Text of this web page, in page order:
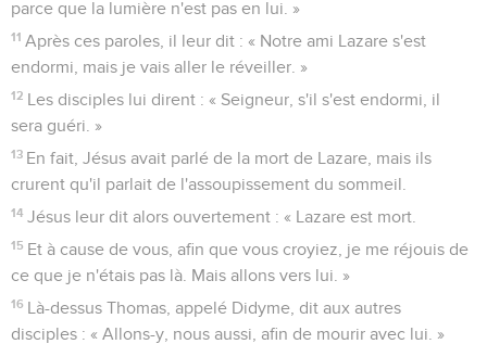
parce que la lumière n'est pas en lui. »
11 Après ces paroles, il leur dit : « Notre ami Lazare s'est
endormi, mais je vais aller le réveiller. »
12 Les disciples lui dirent : « Seigneur, s'il s'est endormi, il
sera guéri. »
13 En fait, Jésus avait parlé de la mort de Lazare, mais ils
crurent qu'il parlait de l'assoupissement du sommeil.
14 Jésus leur dit alors ouvertement : « Lazare est mort.
15 Et à cause de vous, afin que vous croyiez, je me réjouis de
ce que je n'étais pas là. Mais allons vers lui. »
16 Là-dessus Thomas, appelé Didyme, dit aux autres
disciples : « Allons-y, nous aussi, afin de mourir avec lui. »